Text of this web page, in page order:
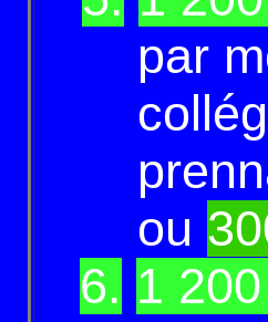
par
ou
6. 1